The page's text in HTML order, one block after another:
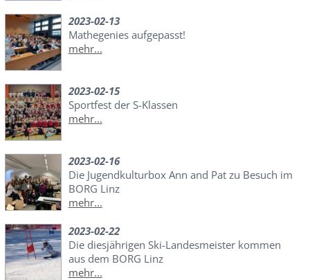
2023-02-13
Mathegenies aufgepasst!
mehr...
2023-02-15
Sportfest der S-Klassen
mehr...
2023-02-16
Die Jugendkulturbox Ann and Pat zu Besuch im
BORG Linz
mehr...
2023-02-22
Die diesjährigen Ski-Landesmeister kommen
aus dem BORG Linz
mehr...